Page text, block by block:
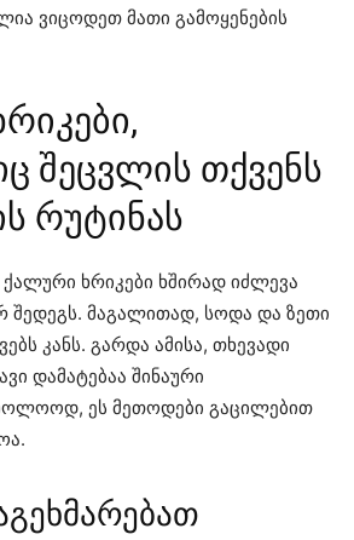
ვიცოდეთ მათი გამოყენების
შეცვლის თქვენს
რუტინას
ხრიკები ხშირად იძლევა
შედეგს. მაგალითად, სოდა და ზეთი
კანს. გარდა ამისა, თხევადი
დამატებაა შინაური
ეს მეთოდები გაცილებით